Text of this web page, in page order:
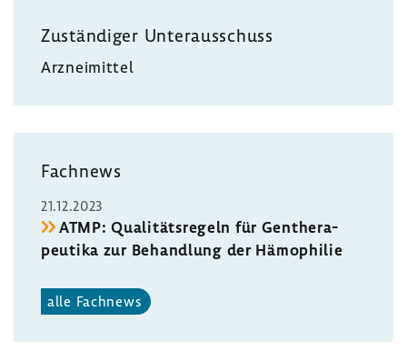
Zustän­diger Unter­aus­schuss
Arznei­mittel
Fach­news
21.12.2023
ATMP: Quali­täts­re­geln für Genthe­ra­
peu­tika zur Behand­lung der Hämo­philie
alle Fach­news